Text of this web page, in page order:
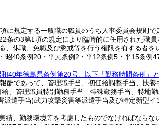
規定する一般職の職員のうち人事委員会規則で
の3第1項の規定により臨時的に任用された職員
休職、免職及び懲戒等を行う権限を有する者を
40条例20・平元条例2・平12条例5・平15条例
和40年徳島県条例第20号。以下「勤務時間条例」
酬であって、管理職手当、初任給調整手当、扶
、管理職員特別勤務手当、特殊勤務手当、特地勤
派遣手当(武力攻撃災害等派遣手当及び特定新型
、勤務環境等を考慮したものでなければならな